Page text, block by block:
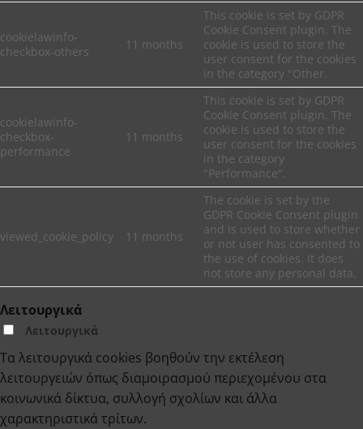
cookielawinfo-
checkbox-others
11 months
This cookie is set by GDPR
Cookie Consent plugin. The
cookie is used to store the
user consent for the cookies
in the category "Other.
cookielawinfo-
checkbox-
performance
11 months
This cookie is set by GDPR
Cookie Consent plugin. The
cookie is used to store the
user consent for the cookies
in the category
"Performance".
viewed_cookie_policy 11 months
The cookie is set by the
GDPR Cookie Consent plugin
and is used to store whether
or not user has consented to
the use of cookies. It does
not store any personal data.
Λειτουργικά
Λειτουργικά
Τα λειτουργικά cookies βοηθούν την εκτέλεση
λειτουργειών όπως διαμοιρασμού περιεχομένου στα
κοινωνικά δίκτυα, συλλογή σχολίων και άλλα
χαρακτηριστικά τρίτων.